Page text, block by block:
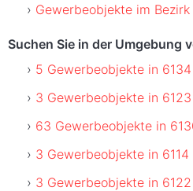
Gewerbeobjekte im
Suchen Sie in der Umgebung
5 Gewerbeobjekte in
3 Gewerbeobjekte in
63 Gewerbeobjekte in
3 Gewerbeobjekte in 6114
3 Gewerbeobjekte in